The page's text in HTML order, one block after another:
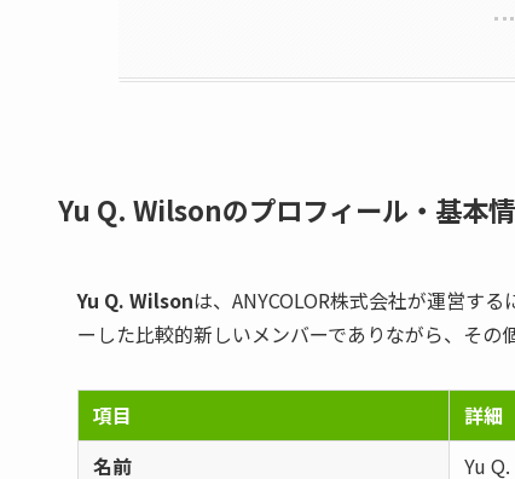
Yu Q. Wilsonのプロフィール・基本
Yu Q. Wilsonは、ANYCOLOR株式会社が運営す
ーした比較的新しいメンバーでありながら、その
項目
詳細
名前
Yu